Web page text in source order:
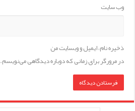
وب‌ سایت
ذخیره نام، ایمیل و وبسایت من
در مرورگر برای زمانی که دوباره دیدگاهی می‌نویسم.